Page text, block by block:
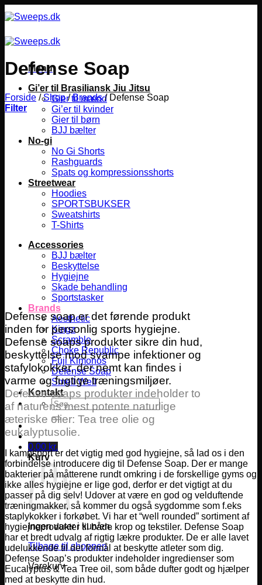
til
Menu
Gi’er til Brasiliansk Jiu Jitsu
Gier til mænd
Gi’er til kvinder
Gier til børn
BJJ bælter
No-gi
No Gi Shorts
Rashguards
Spats og kompressionsshorts
Streetwear
Hoodies
SPORTSBUKSER
Sweatshirts
T-Shirts
Accessories
BJJ bælter
Beskyttelse
Hygiejne
Skade behandling
Sportstasker
Brands
Aesthetic
Kingz
Scramble
Choke Republic
Fuji Kimonos
Defense Soap
Smell Well
Kontakt
Søg
efter:
0,00 kr.
Kurv
Ingen varer i kurven.
Tilbage til shoppen
Varekurv
Defense Soap
Forside / Shop / Brands /Defense Soap
Filter
Defense soap er det førende produkt
inden for personlig sports hygiejne.
Defense soaps produkter sikre din hud,
beskyttelse mod svampe infektioner og
stafylokokker, der nemt kan findes i
varme og fugtige træningsmiljøer.
Defense soaps produkter indeholder to
af naturens mest potente naturlige
æteriske olier: Tea tree olie og
eukalyptusolie.
I kampsport er det vigtig med god hygiejne, så lad os i den
forbindelse introducere dig til Defense Soap. Der er mange
bakterier på måtterene rundt omkring i de forskellige gyms og
ikke alles hygiejne er lige god, derfor er det vigtigt at du
passer på dig selv! Udover at være en god og velduftende
træningmakker, så kommer du også sygdomme som f.eks
staplykokker i forkøbet. Vi har et “well rounded” sortiment af
hygiejneprodukter til både krop og tekstiler. Defense Soap
har et bredt udvalg af rigtig lækre produkter. De er alle lavet
udelukkende til det formål at beskytte atleter som dig.
Defense Soap’s produkter indeholder ingredienser som
Eucalyptus & Tea Tree oil, som både dufter godt og hjælper
med at beskytte din hud.